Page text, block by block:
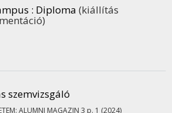
: Diploma (kiállítás
szemvizsgáló
ALUMNI MAGAZIN 3 p. 1 (2024)